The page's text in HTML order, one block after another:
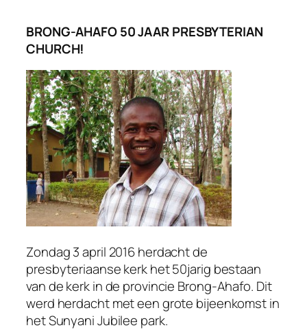
BRONG-AHAFO 50 JAAR PRESBYTERIAN
CHURCH!
Zondag 3 april 2016 herdacht de
presbyteriaanse kerk het 50jarig bestaan
van de kerk in de provincie Brong-Ahafo. Dit
werd herdacht met een grote bijeenkomst in
het Sunyani Jubilee park.